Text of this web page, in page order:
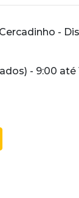
-
- 9:00 até